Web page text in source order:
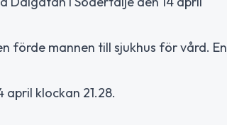
förde mannen till sjukhus för vård. En
klockan 21.28.